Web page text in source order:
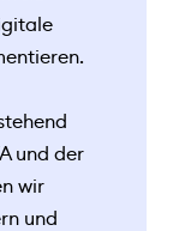
und der
wir
und